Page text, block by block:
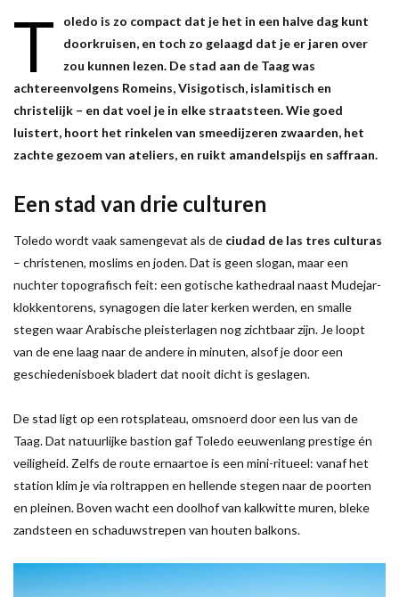
T
oledo is zo compact dat je het in een halve dag kunt
doorkruisen, en toch zo gelaagd dat je er jaren over
zou kunnen lezen. De stad aan de Taag was
achtereenvolgens Romeins, Visigotisch, islamitisch en
christelijk – en dat voel je in elke straatsteen. Wie goed
luistert, hoort het rinkelen van smeedijzeren zwaarden, het
zachte gezoem van ateliers, en ruikt amandelspijs en saffraan.
Een stad van drie culturen
Toledo wordt vaak samengevat als de ciudad de las tres culturas
– christenen, moslims en joden. Dat is geen slogan, maar een
nuchter topografisch feit: een gotische kathedraal naast Mudejar-
klokkentorens, synagogen die later kerken werden, en smalle
stegen waar Arabische pleisterlagen nog zichtbaar zijn. Je loopt
van de ene laag naar de andere in minuten, alsof je door een
geschiedenisboek bladert dat nooit dicht is geslagen.
De stad ligt op een rotsplateau, omsnoerd door een lus van de
Taag. Dat natuurlijke bastion gaf Toledo eeuwenlang prestige én
veiligheid. Zelfs de route ernaartoe is een mini-ritueel: vanaf het
station klim je via roltrappen en hellende stegen naar de poorten
en pleinen. Boven wacht een doolhof van kalkwitte muren, bleke
zandsteen en schaduwstrepen van houten balkons.